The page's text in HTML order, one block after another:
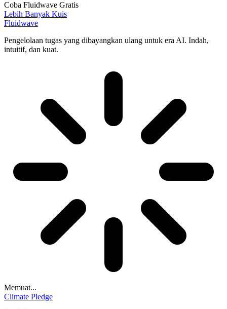
Coba Fluidwave Gratis
Lebih Banyak Kuis
Fluidwave
Pengelolaan tugas yang dibayangkan ulang untuk era AI. Indah,
intuitif, dan kuat.
Memuat...
Climate Pledge